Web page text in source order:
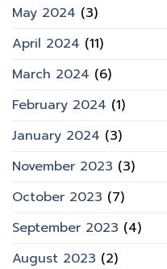
May 2024 (3)
April 2024 (11)
March 2024 (6)
February 2024 (1)
January 2024 (3)
November 2023 (3)
October 2023 (7)
September 2023 (4)
August 2023 (2)